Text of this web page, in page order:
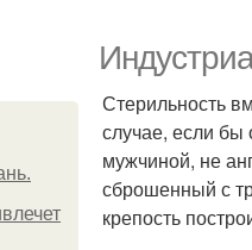
Стерильность
случае, если бы
мужчиной, не
сброшенный с
крепость